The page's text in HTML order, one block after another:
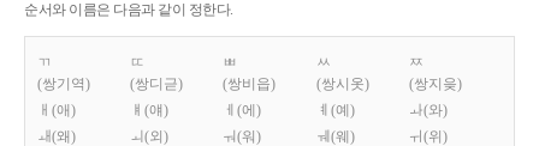
순서와 이름은 다음과 같이 정한다.
ㄲ
(쌍기역)
ㄸ
(쌍디귿)
ㅃ
(쌍비읍)
ㅆ
(쌍시옷)
ㅉ
(쌍지읒)
ㅐ(애)
ㅒ(얘) ㅔ(에) ㅖ(예)
ㅘ(와)
ㅙ(왜)
ㅚ(외) ㅝ(워) ㅞ(웨)
ㅟ(위)